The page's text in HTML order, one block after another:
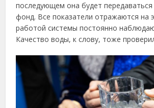
последующем она будет
фонд. Все показатели отражаются на
работой системы постоянно
Качество воды, к слову, тоже